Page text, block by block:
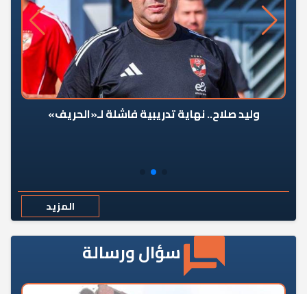
وليد صلاح.. نهاية تدريبية فاشلة لـ«الحريف»
المزيد
سؤال ورسالة